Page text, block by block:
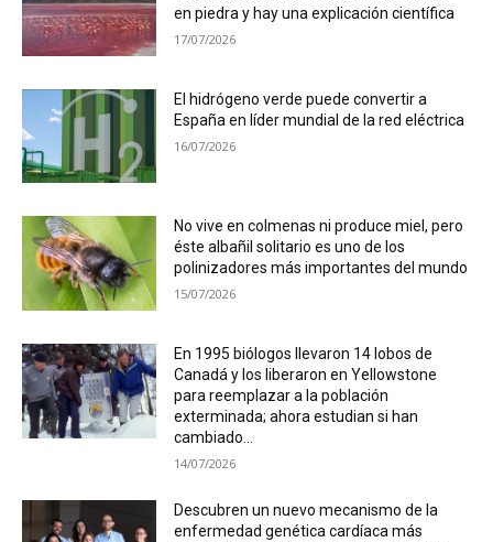
en piedra y hay una explicación científica
17/07/2026
El hidrógeno verde puede convertir a
España en líder mundial de la red eléctrica
16/07/2026
No vive en colmenas ni produce miel, pero
éste albañil solitario es uno de los
polinizadores más importantes del mundo
15/07/2026
En 1995 biólogos llevaron 14 lobos de
Canadá y los liberaron en Yellowstone
para reemplazar a la población
exterminada; ahora estudian si han
cambiado...
14/07/2026
Descubren un nuevo mecanismo de la
enfermedad genética cardíaca más